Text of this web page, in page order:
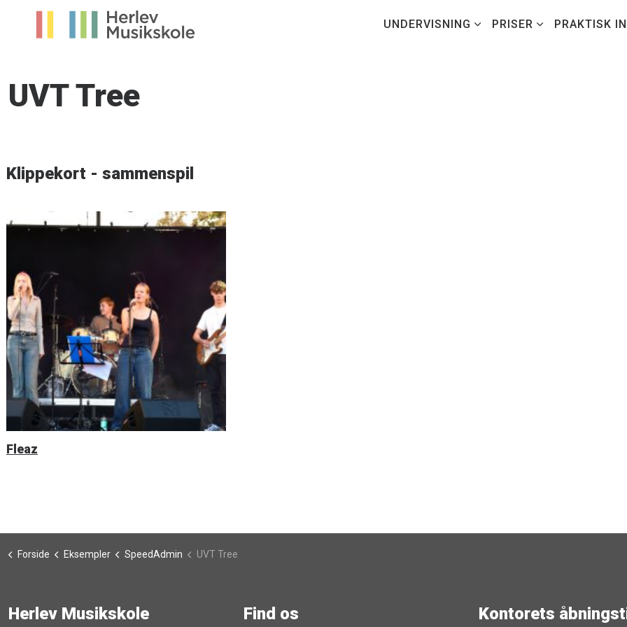
UNDERVISNING PRISER PRAKTISK
UVT Tree
Klippekort - sammenspil
Fleaz
Forside Eksempler SpeedAdmin UVT Tree
Herlev Musikskole Find os Kontorets